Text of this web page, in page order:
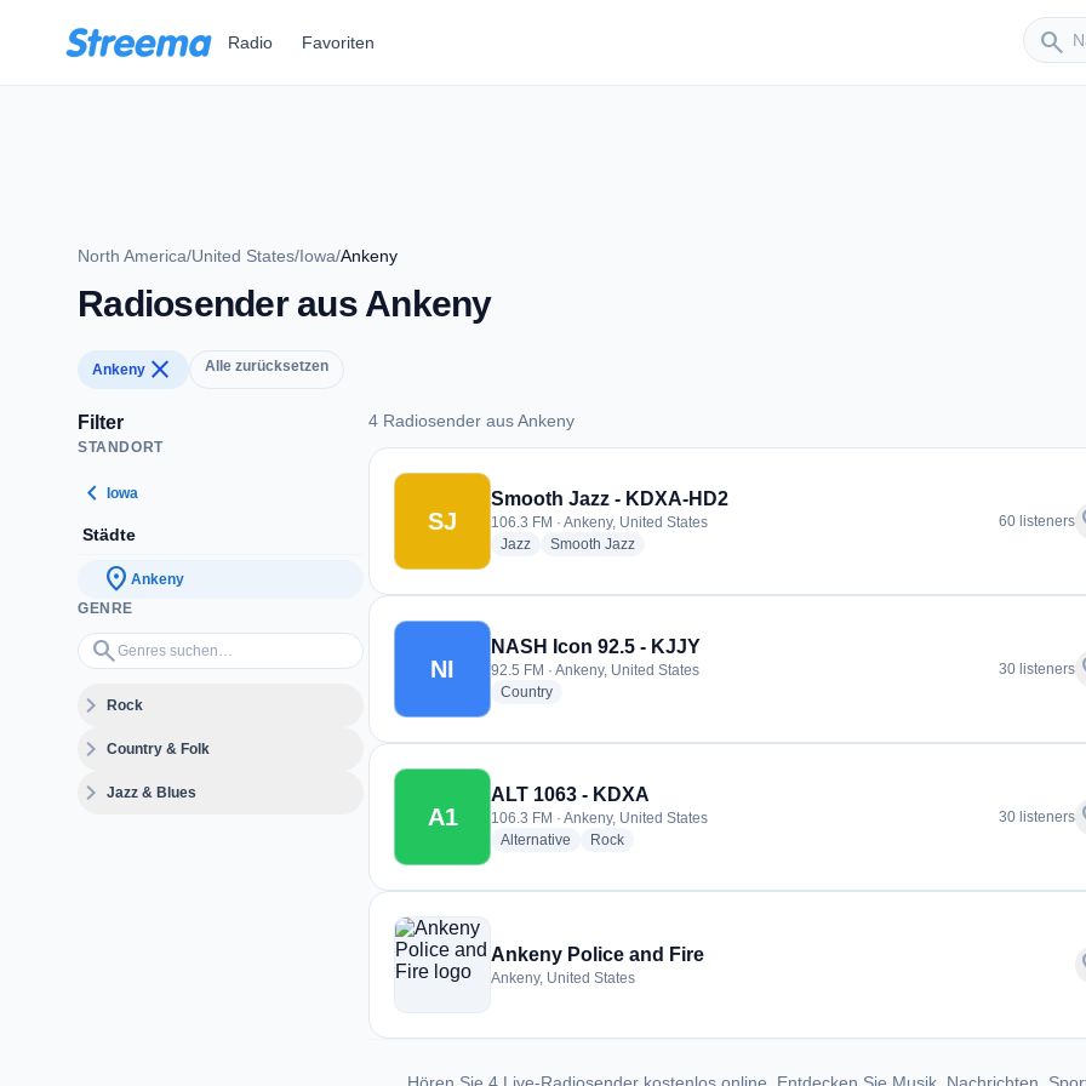
Radio Favoriten search
Sender
North America/United States/Iowa/Ankeny
Radiosender aus Ankeny
Ankeny close Alle zurücksetzen
Filter
STANDORT
chevron_left Iowa
Städte
location_on Ankeny
GENRE
search
Genres suchen…
expand_moreRock
expand_moreCountry & Folk
expand_moreJazz & Blues
4 Radiosender aus Ankeny
4 Radiosender aus Ankeny
SJ
Smooth Jazz - KDXA-HD2
106.3 FM · Ankeny, United States
Jazzradio stations
Smooth Jazzradio stations
60 listeners
NI
NASH Icon 92.5 - KJJY
92.5 FM · Ankeny, United States
Countryradio stations
30 listeners
A1
ALT 1063 - KDXA
106.3 FM · Ankeny, United States
Alternative radio stations
Rockradio stations
30 listeners
Ankeny Police and Fire
Ankeny, United States